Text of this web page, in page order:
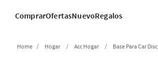
ComprarOfertasNuevoRegalos
Hogar Acc Hogar Base Para Car Disc